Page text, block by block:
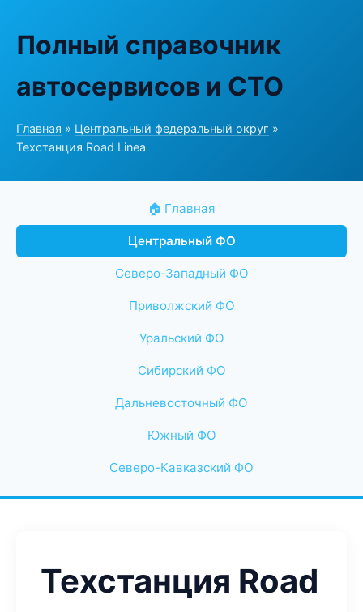
Полный справочник
автосервисов и СТО
Главная » Центральный федеральный округ »
Техстанция Road Linea
🏠 Главная
Центральный ФО
Северо-Западный ФО
Приволжский ФО
Уральский ФО
Сибирский ФО
Дальневосточный ФО
Южный ФО
Северо-Кавказский ФО
Техстанция Road